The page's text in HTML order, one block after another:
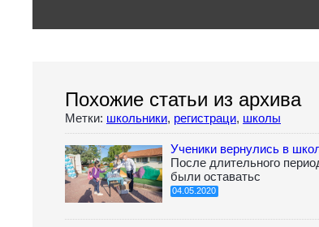
Похожие статьи из архива
Метки: школьники, регистраци, школы
Ученики вернулись в
После длительного
были оставатьс
04.05.2020